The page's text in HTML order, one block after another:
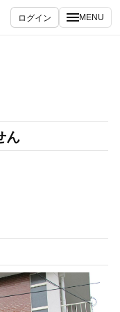
ログイン MENU
ん